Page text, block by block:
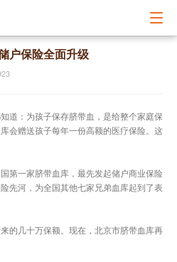
户保险全面升级
道：为孩子保存脐带血，是给整个家庭保
会赠送孩子每年一份高额的医疗保险。这
第一家脐带血库，最先发起储户商业保险
先河，为全国其他七家兄弟血库起到了表
的几十万保额。现在，北京市脐带血库再